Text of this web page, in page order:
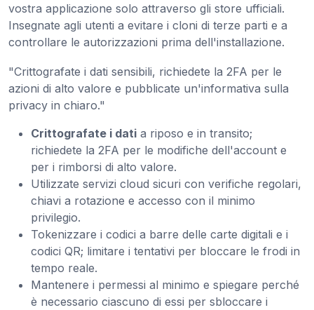
vostra applicazione solo attraverso gli store ufficiali.
Insegnate agli utenti a evitare i cloni di terze parti e a
controllare le autorizzazioni prima dell'installazione.
"Crittografate i dati sensibili, richiedete la 2FA per le
azioni di alto valore e pubblicate un'informativa sulla
privacy in chiaro."
Crittografate i dati a riposo e in transito;
richiedete la 2FA per le modifiche dell'account e
per i rimborsi di alto valore.
Utilizzate servizi cloud sicuri con verifiche regolari,
chiavi a rotazione e accesso con il minimo
privilegio.
Tokenizzare i codici a barre delle carte digitali e i
codici QR; limitare i tentativi per bloccare le frodi in
tempo reale.
Mantenere i permessi al minimo e spiegare perché
è necessario ciascuno di essi per sbloccare i